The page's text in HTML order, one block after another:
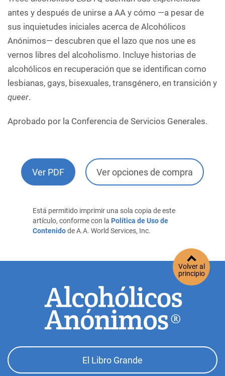
antes y después de unirse a AA y cómo —a pesar de
sus inquietudes iniciales acerca de Alcohólicos
Anónimos— descubren que el lazo que nos une es
vernos libres del alcoholismo. Incluye historias de
alcohólicos en recuperación que se identifican como
lesbianas, gays, bisexuales, transgénero, en transición y
queer.
Aprobado por la Conferencia de Servicios Generales.
Ver PDF Ver opciones de compra
Está permitido imprimir una sola copia de este
artículo, conforme con la Política de Uso de
Contenidode A.A. World Services, Inc.
Volver al
principio
Footer
Top
El Libro Grande